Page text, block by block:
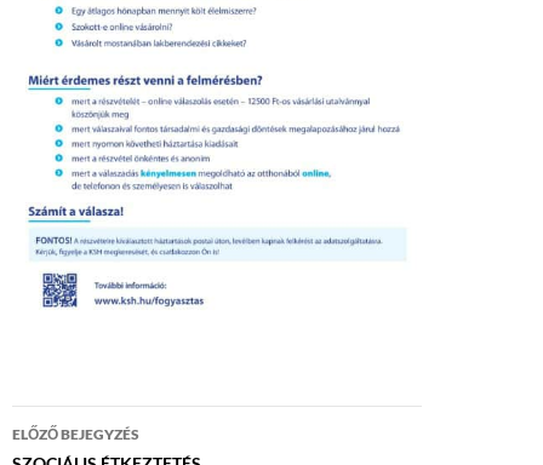
Bejegyzés
ELŐZŐ BEJEGYZÉS